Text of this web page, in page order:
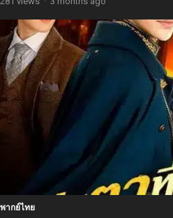
พากย์ไทย